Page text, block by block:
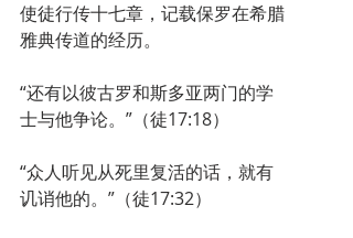
使徒行传十七章，记载保罗在希腊
雅典传道的经历。
“还有以彼古罗和斯多亚两门的学
士与他争论。”（徒17:18）
“众人听见从死里复活的话，就有
讥诮他的。”（徒17:32）